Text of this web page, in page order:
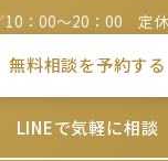
10：00～20：00 定
無料相談を予約する
LINEで気軽に相談